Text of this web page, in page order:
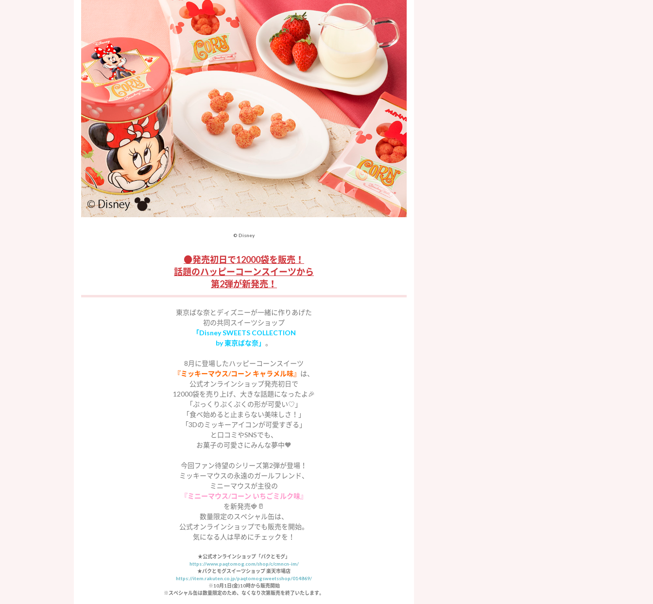
© Disney
●発売初日で12000袋を販売！
話題のハッピーコーンスイーツから
第2弾が新発売！
東京ばな奈とディズニーが一緒に作りあげた
初の共同スイーツショップ
「Disney SWEETS COLLECTION
by 東京ばな奈」 。
8月に登場したハッピーコーンスイーツ
『ミッキーマウス/コーン キャラメル味』 は、
公式オンラインショップ発売初日で
12000袋を売り上げ、大きな話題になったよ🎉
「ぷっくりぷくぷくの形が可愛い♡」
「食べ始めると止まらない美味しさ！」
「3Dのミッキーアイコンが可愛すぎる」
と口コミやSNSでも、
お菓子の可愛さにみんな夢中🧡
今回ファン待望のシリーズ第2弾が登場！
ミッキーマウスの永遠のガールフレンド、
ミニーマウスが主役の
『ミニーマウス/コーン いちごミルク味』
を新発売🍓🥛
数量限定のスペシャル缶は、
公式オンラインショップでも販売を開始。
気になる人は早めにチェックを！
★公式オンラインショップ「パクとモグ」
https://www.paqtomog.com/shop/c/cmncn-im/
★パクとモグスイーツショップ 楽天市場店
https://item.rakuten.co.jp/paqtomogsweetsshop/014869/
※10月1日(金)10時から販売開始
※スペシャル缶は数量限定のため、なくなり次第販売を終了いたします。